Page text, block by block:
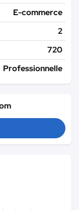
E-commerce
2
720
Professionnelle